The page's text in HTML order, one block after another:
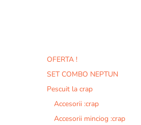
OFERTA !
SET COMBO NEPTUN
Pescuit la crap
Accesorii :crap
Accesorii minciog :crap